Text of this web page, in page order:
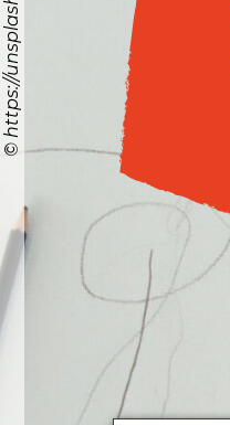
© https://unsplash.com